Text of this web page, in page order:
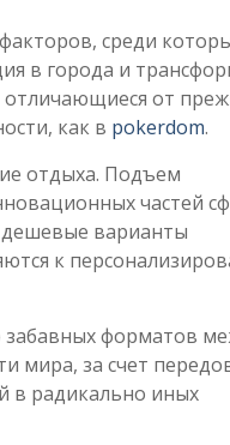
среди
в города и
отличающиеся от
как в pokerdom.
отдыха. Подъем
частей
дешевые варианты
к
забавных форматов
мира, за счет
в радикально иных